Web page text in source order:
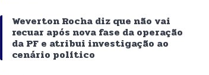
Weverton Rocha diz que não vai
recuar após nova fase da operação
da PF e atribui investigação ao
cenário político